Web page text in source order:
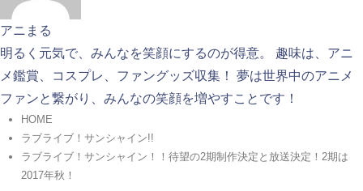
アニまる
明るく元気で、みんなを笑顔にするのが得意。 趣味は、アニ
メ鑑賞、コスプレ、ファングッズ収集！ 夢は世界中のアニメ
ファンと繋がり、みんなの笑顔を増やすことです！
HOME
ラブライブ！サンシャイン!!
ラブライブ！サンシャイン！！待望の2期制作決定と放送決定！2期は
2017年秋！